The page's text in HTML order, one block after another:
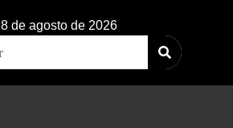
8 de agosto de 2026